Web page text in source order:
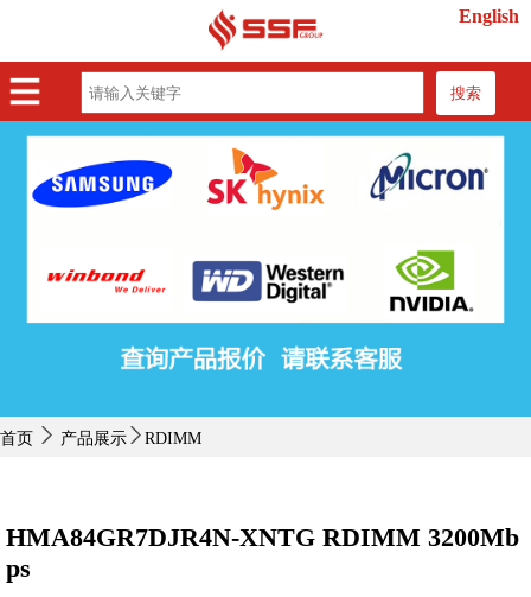
English
搜索
首页
产品展示
行业动态
首页 产品展示 RDIMM
HMA84GR7DJR4N-XNTG RDIMM 3200Mb
ps